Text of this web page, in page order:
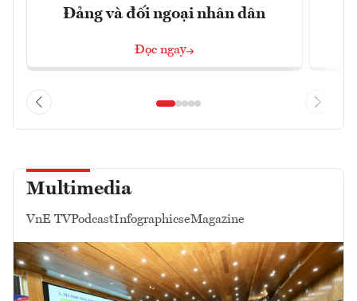
Đảng và đối ngoại nhân dân
Đọc ngay
Multimedia
VnE TVPodcastInfographicseMagazine